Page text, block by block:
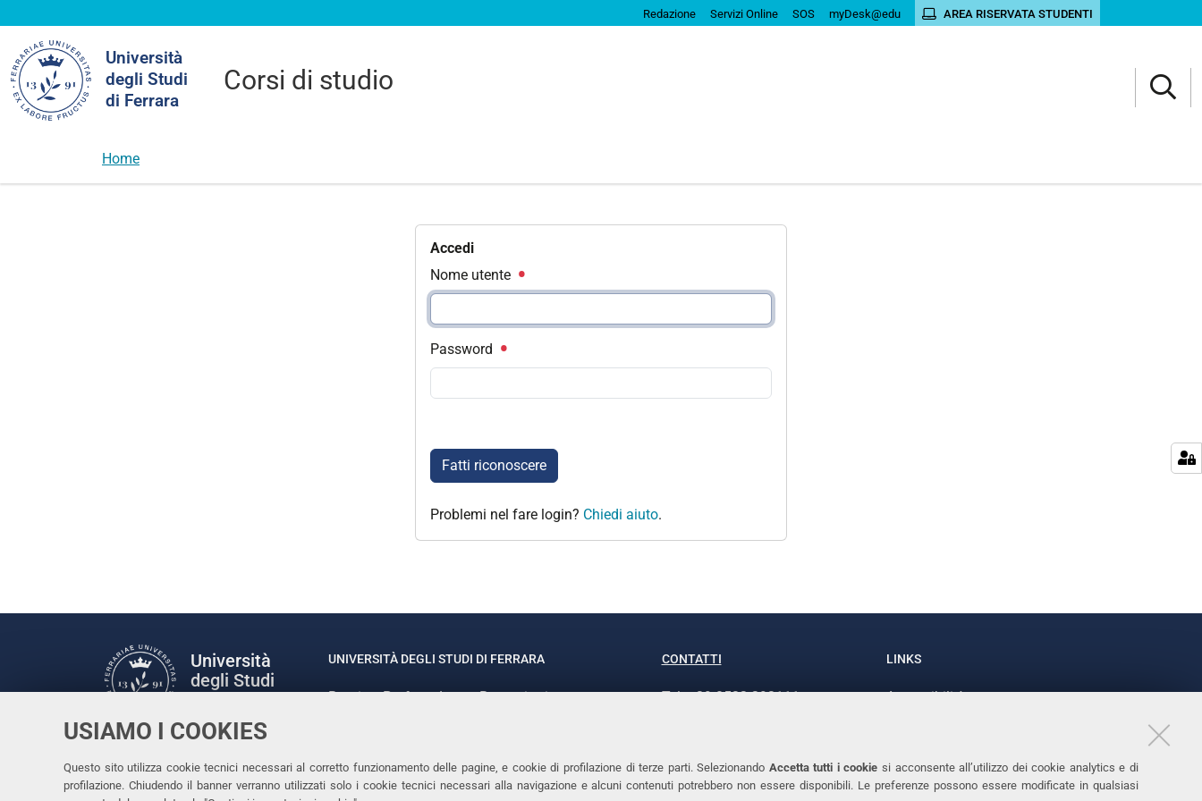
USIAMO I COOKIES
Questo sito utilizza cookie tecnici necessari al corretto funzionamento delle pagine, e cookie di profilazione di terze parti. Selezionando Accetta tutti i cookie si acconsente all’utilizzo dei cookie analytics e di
profilazione. Chiudendo il banner verranno utilizzati solo i cookie tecnici necessari alla navigazione e alcuni contenuti potrebbero non essere disponibili. Le preferenze possono essere modificate in qualsiasi
Redazione Servizi Online SOS myDesk@edu AREA RISERVATA STUDENTI
Università
degli Studi
di Ferrara
Corsi di studio
nel
sito
Home
Accedi
Nome utente
Password
Fatti riconoscere
Problemi nel fare login? Chiedi aiuto.
Università
degli Studi
Facebook
LinkedinInstagram
Youtube
UNIVERSITÀ DEGLI STUDI DI FERRARA
Rettrice: Prof.ssa Laura Ramaciotti
CONTATTI
Tel. +39 0532 293111
LINKS
Accessibilità
Cookies